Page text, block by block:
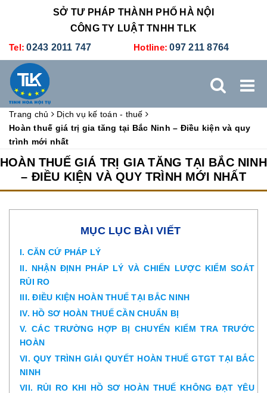
SỞ TƯ PHÁP THÀNH PHỐ HÀ NỘI
CÔNG TY LUẬT TNHH TLK
Tel: 0243 2011 747 Hotline: 097 211 8764
DỊCH VỤ PHÁP LÝ
DỊCH VỤ KẾ TOÁN - THUẾ XÚC TIẾN THƯƠNG MẠI
Trang chủ
Dịch vụ kế toán - thuế
Hoàn thuế giá trị gia tăng tại Bắc Ninh – Điều kiện và quy
trình mới nhất
HOÀN THUẾ GIÁ TRỊ GIA TĂNG TẠI BẮC NINH
– ĐIỀU KIỆN VÀ QUY TRÌNH MỚI NHẤT
MỤC LỤC BÀI VIẾT
I. CĂN CỨ PHÁP LÝ
II. NHẬN ĐỊNH PHÁP LÝ VÀ CHIẾN LƯỢC KIỂM SOÁT
RỦI RO
III. ĐIỀU KIỆN HOÀN THUẾ TẠI BẮC NINH
IV. HỒ SƠ HOÀN THUẾ CẦN CHUẨN BỊ
V. CÁC TRƯỜNG HỢP BỊ CHUYỂN KIỂM TRA TRƯỚC
HOÀN
VI. QUY TRÌNH GIẢI QUYẾT HOÀN THUẾ GTGT TẠI BẮC
NINH
VII. RỦI RO KHI HỒ SƠ HOÀN THUẾ KHÔNG ĐẠT YÊU